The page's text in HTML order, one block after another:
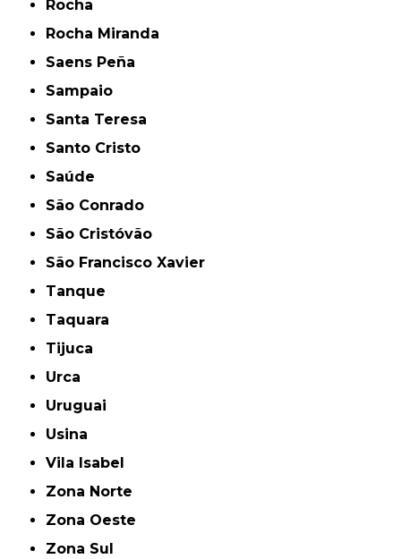
Rocha
Rocha Miranda
Saens Peña
Sampaio
Santa Teresa
Santo Cristo
Saúde
São Conrado
São Cristóvão
São Francisco Xavier
Tanque
Taquara
Tijuca
Urca
Uruguai
Usina
Vila Isabel
Zona Norte
Zona Oeste
Zona Sul